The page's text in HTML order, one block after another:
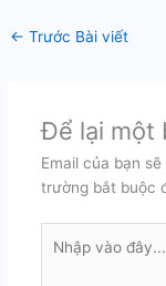
← Trước Bài viết
Để lại một
Email của bạn
trường bắt buộc
vào